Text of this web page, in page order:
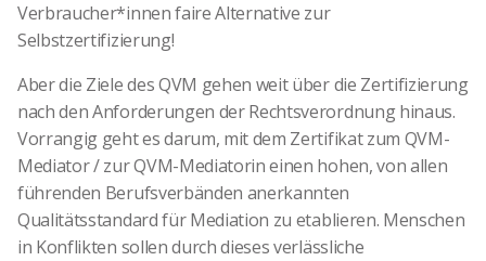
Verbraucher*innen faire Alternative zur
Selbstzertifizierung!
Aber die Ziele des QVM gehen weit über die Zertifizierung
nach den Anforderungen der Rechtsverordnung hinaus.
Vorrangig geht es darum, mit dem Zertifikat zum QVM-
Mediator / zur QVM-Mediatorin einen hohen, von allen
führenden Berufsverbänden anerkannten
Qualitätsstandard für Mediation zu etablieren. Menschen
in Konflikten sollen durch dieses verlässliche